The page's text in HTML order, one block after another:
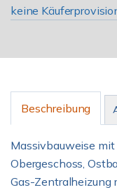
keine
Beschreibung
Massivbauweise
Obergeschoss,
Gas-Zentralheizung